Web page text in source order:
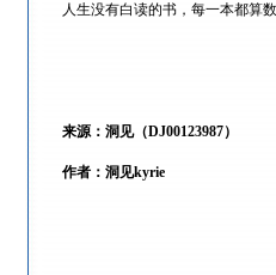
人生没有白读的书，每一本都算
来源：洞见（DJ00123987）
作者：洞见kyrie